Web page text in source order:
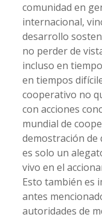
comunidad en
internacional,
desarrollo
no perder de
incluso en
en tiempos
cooperativo no
con acciones
mundial de
demostración de
es solo un
vivo en el
Esto también es
antes
autoridades de